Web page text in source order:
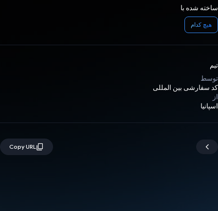
ساخته شده با
هیچ کدام
تیم
توسط
کد سفارشی بین المللی
از
اسپانیا